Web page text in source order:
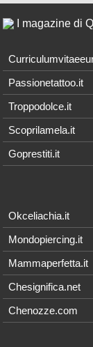
I magazine di
Passionetattoo.it
Troppodolce.it
Scoprilamela.it
Goprestiti.it
Okceliachia.it
Mondopiercing.it
Mammaperfetta.it
Chesignifica.net
Chenozze.com